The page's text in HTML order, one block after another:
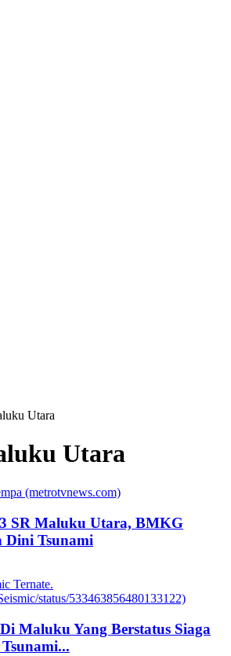
Utara
Utara
SR Maluku Utara, BMKG
Dini Tsunami
Maluku Yang Berstatus Siaga